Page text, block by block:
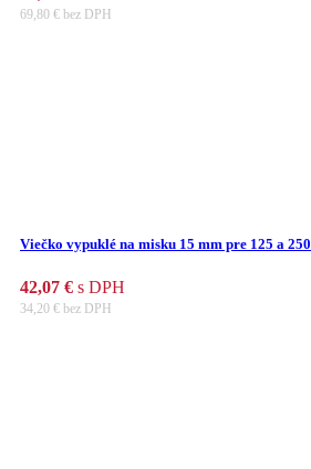
69,80 € bez DPH
Viečko vypuklé na misku 15 mm pre 125 a
42,07 € s DPH
34,20 € bez DPH